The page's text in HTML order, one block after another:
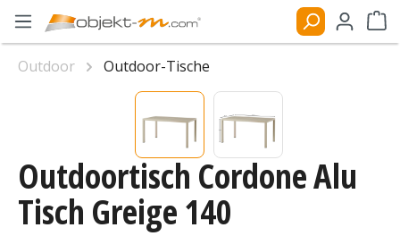
Zum Hauptinhalt springen
Outdoortisch Cordone Alu
Tisch Greige 140
Outdoor
Outdoor-Tische
Bildergalerie überspringen